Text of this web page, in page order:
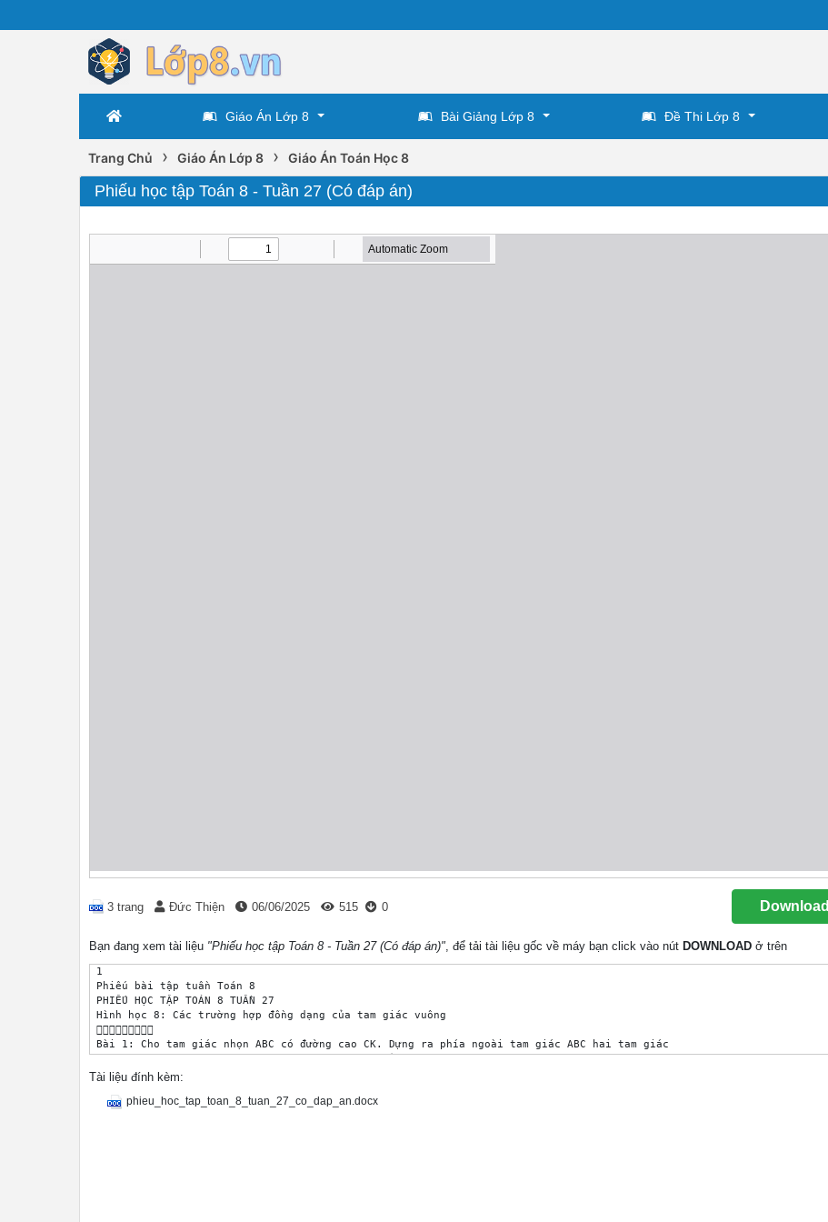
Giáo Án Lớp 8 Bài Giảng Lớp 8 Đề Thi Lớp 8
Trang Chủ › Giáo Án Lớp 8 › Giáo Án Toán Học 8
Phiếu học tập Toán 8 - Tuần 27 (Có đáp án)
3 trang Đức Thiện 06/06/2025 515 0 Download
Bạn đang xem tài liệu "Phiếu học tập Toán 8 - Tuần 27 (Có đáp án)", để tải tài liệu gốc về máy bạn click vào nút DOWNLOAD ở trên
1
Phiếu bài tập tuần Toán 8
PHIẾU HỌC TẬP TOÁN 8 TUẦN 27
Hình học 8: Các trường hợp đồng dạng của tam giác vuông

Bài 1: Cho tam giác nhọn ABC có đường cao CK. Dựng ra phía ngoài tam giác ABC hai tam giác
CAE và CBF tương ứng vuông góc tại E ; F và thỏa mãn A· CE C· BA;B· CF C· AB .
Chứng minh rằng: CK2 AE.BF .
với AD tại F.Chứng minh rằng AB.AE AD. AF AC 2 .
Tài liệu đính kèm:
phieu_hoc_tap_toan_8_tuan_27_co_dap_an.docx